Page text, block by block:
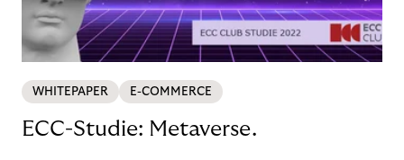
WHITEPAPER E-COMMERCE
ECC-Studie: Metaverse.